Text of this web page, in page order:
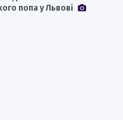
попа у Львові